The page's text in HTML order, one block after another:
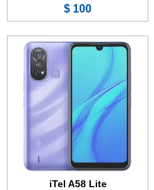
100 $
iTel A58 Lite